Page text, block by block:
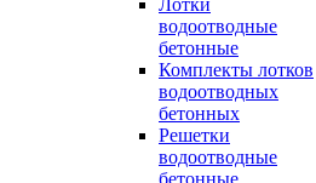
Лотки
водоотводные
бетонные
Комплекты лотков
водоотводных
бетонных
Решетки
водоотводные
бетонные